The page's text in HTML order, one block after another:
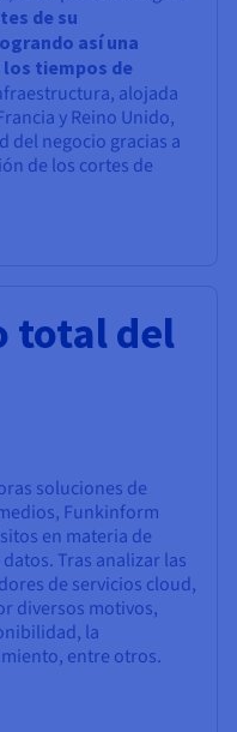
de su
así una
tiempos de
alojada
y Reino Unido,
del negocio gracias a
de los cortes de
total del
soluciones de
Funkinform
en materia de
Tras analizar las
de servicios cloud,
diversos motivos,
la
entre otros.